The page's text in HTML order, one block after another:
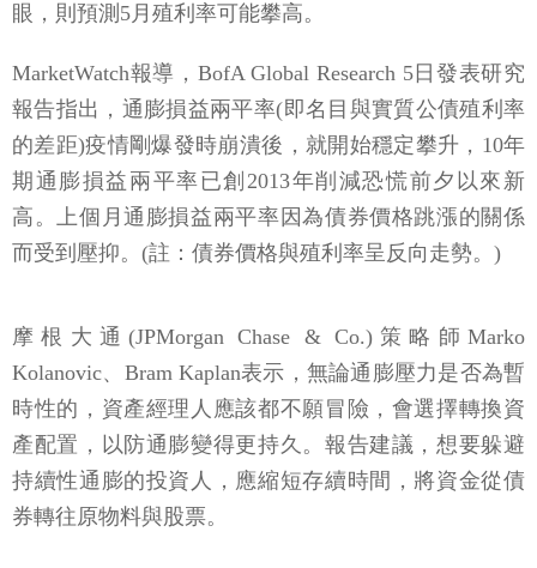
眼，則預測5月殖利率可能攀高。
MarketWatch報導，BofA Global Research 5日發表研究
報告指出，通膨損益兩平率(即名目與實質公債殖利率
的差距)疫情剛爆發時崩潰後，就開始穩定攀升，10年
期通膨損益兩平率已創2013年削減恐慌前夕以來新
高。上個月通膨損益兩平率因為債券價格跳漲的關係
而受到壓抑。(註：債券價格與殖利率呈反向走勢。)
摩根大通(JPMorgan Chase & Co.)策略師Marko
Kolanovic、Bram Kaplan表示，無論通膨壓力是否為暫
時性的，資產經理人應該都不願冒險，會選擇轉換資
產配置，以防通膨變得更持久。報告建議，想要躲避
持續性通膨的投資人，應縮短存續時間，將資金從債
券轉往原物料與股票。